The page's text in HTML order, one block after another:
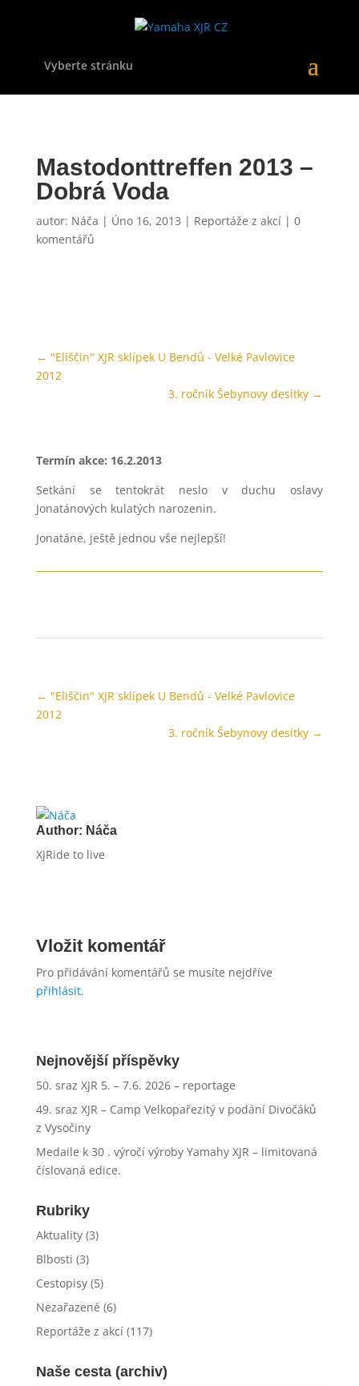
Vyberte stránku
Mastodonttreffen 2013 –
Dobrá Voda
autor: Náča | Úno 16, 2013 | Reportáže z akcí| 0
komentářů
← "Eliščin" XJR sklípek U Bendů - Velké Pavlovice
2012
3. ročník Šebynovy desítky →
Termín akce: 16.2.2013
Setkání se tentokrát neslo v duchu oslavy
Jonatánových kulatých narozenin.
Jonatáne, ještě jednou vše nejlepší!
← "Eliščin" XJR sklípek U Bendů - Velké Pavlovice
2012
3. ročník Šebynovy desítky →
Author: Náča
XJRide to live
Vložit komentář
Pro přidávání komentářů se musíte nejdříve
přihlásit.
Nejnovější příspěvky
50. sraz XJR 5. – 7.6. 2026 – reportage
49. sraz XJR – Camp Velkopařezitý v podání Divočáků
z Vysočiny
Medaile k 30 . výročí výroby Yamahy XJR – limitovaná
číslovaná edice.
Rubriky
Aktuality(3)
Blbosti (3)
Cestopisy(5)
Nezařazené (6)
Reportáže z akcí(117)
Naše cesta (archiv)